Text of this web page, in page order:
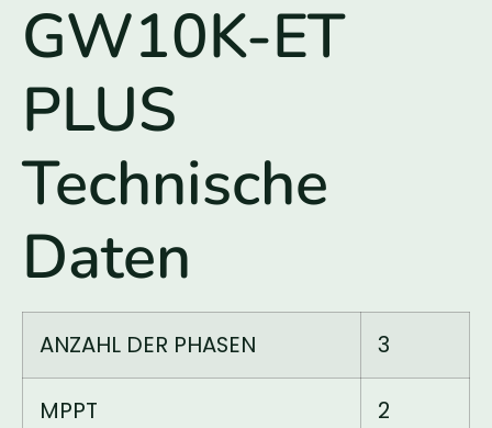
GW10K-ET
PLUS
Technische
Daten
ANZAHL DER PHASEN 3
MPPT 2